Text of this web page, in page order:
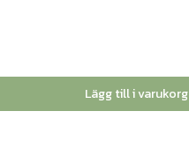
Lägg till i varukorg